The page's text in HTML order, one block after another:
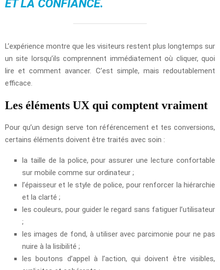
ET LA CONFIANCE.
L’expérience montre que les visiteurs restent plus longtemps sur
un site lorsqu’ils comprennent immédiatement où cliquer, quoi
lire et comment avancer. C’est simple, mais redoutablement
efficace.
Les éléments UX qui comptent vraiment
Pour qu’un design serve ton référencement et tes conversions,
certains éléments doivent être traités avec soin :
la taille de la police, pour assurer une lecture confortable
sur mobile comme sur ordinateur ;
l’épaisseur et le style de police, pour renforcer la hiérarchie
et la clarté ;
les couleurs, pour guider le regard sans fatiguer l’utilisateur
;
les images de fond, à utiliser avec parcimonie pour ne pas
nuire à la lisibilité ;
les boutons d’appel à l’action, qui doivent être visibles,